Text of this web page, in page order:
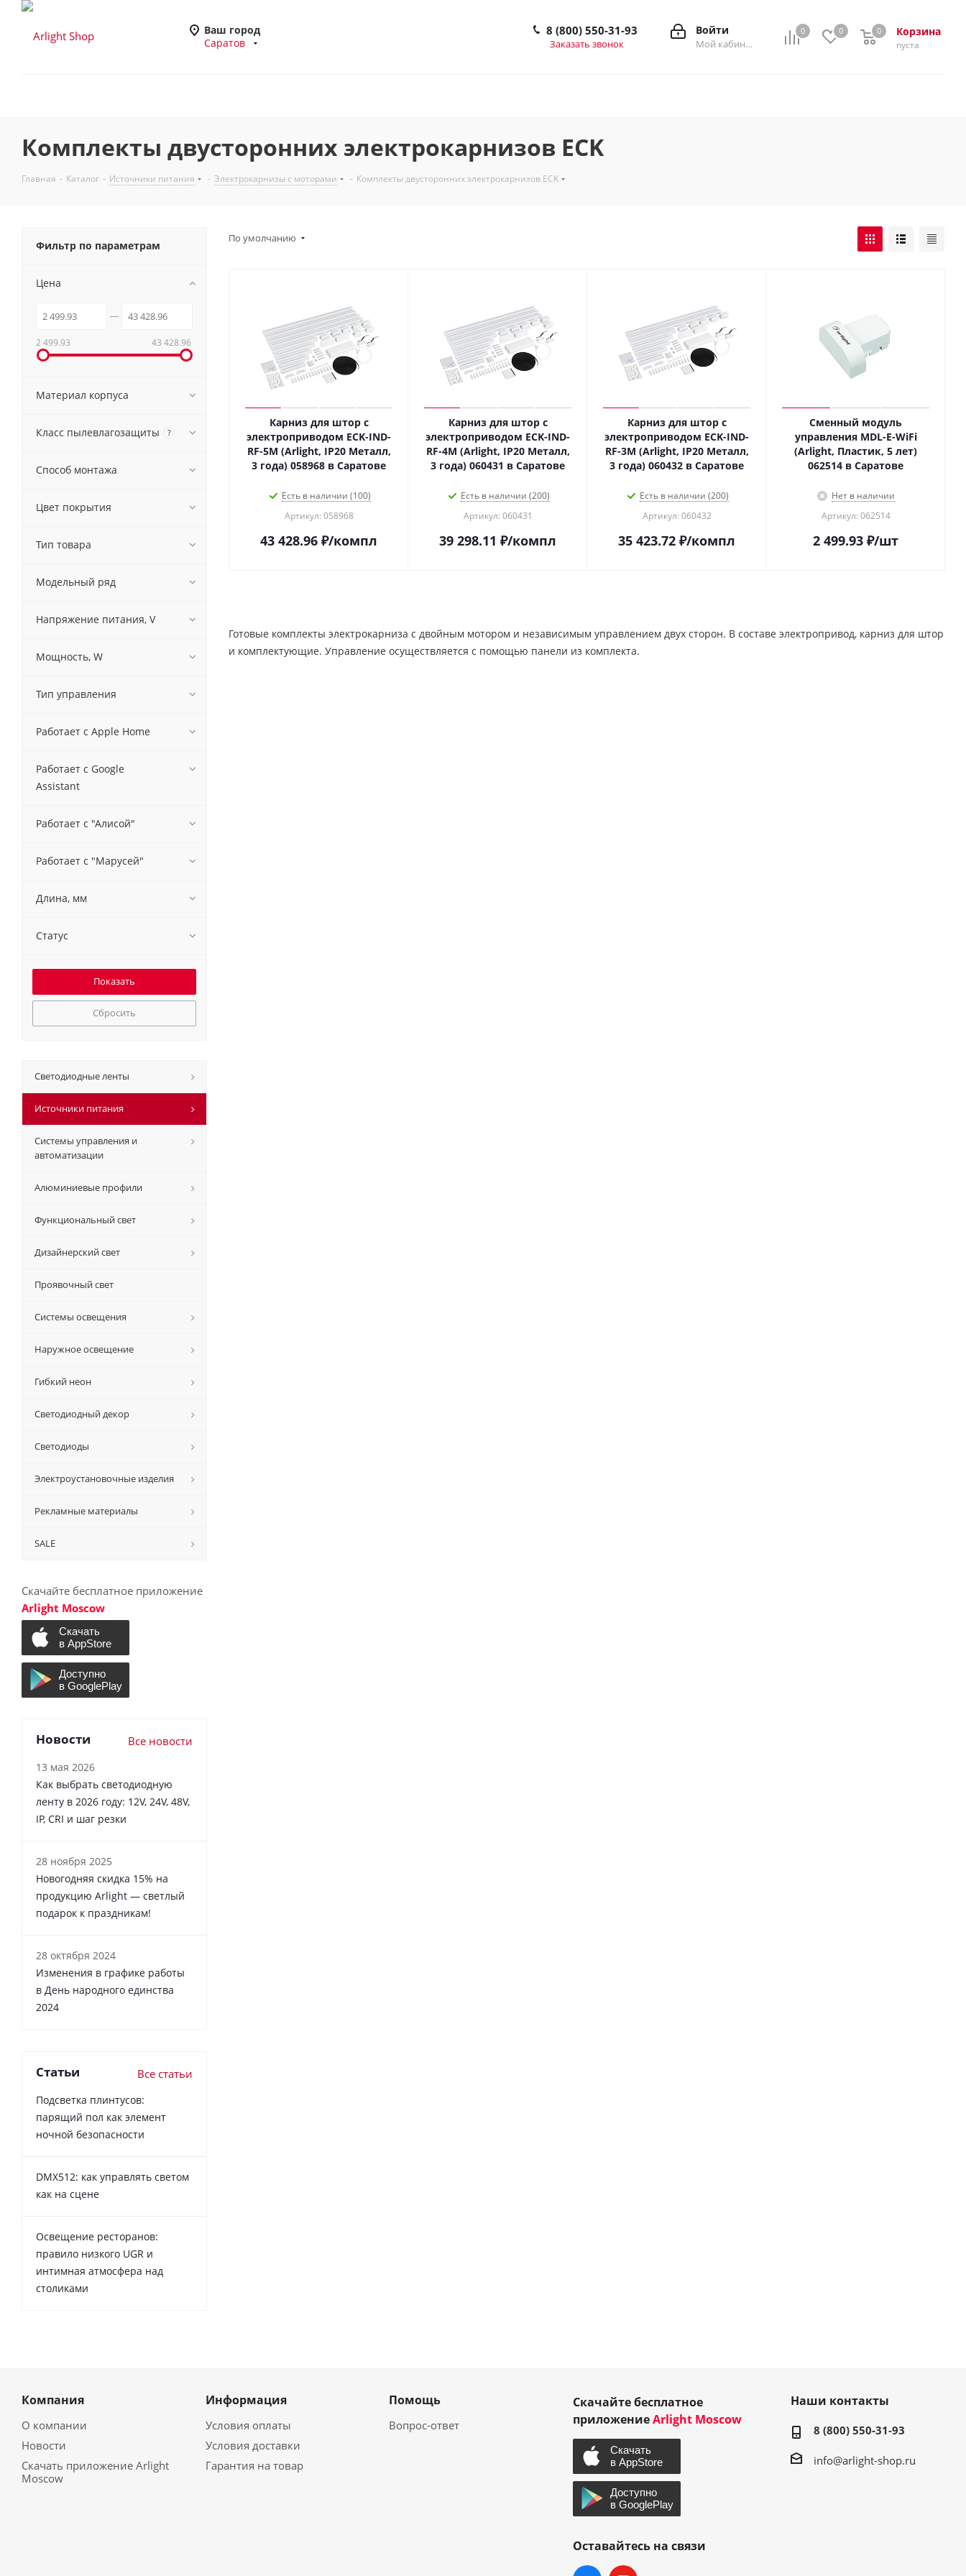
Ваш город
Саратов
0 0 Корзина
0
пуста
0
Войти
Мой кабинет
8 (800) 550-31-93
Заказать звонок
Комплекты двусторонних электрокарнизов ECK
Главная - Каталог - Источники питания - Электрокарнизы с моторами - Комплекты двусторонних электрокарнизов ECK
По умолчанию
Карниз для штор с
электроприводом ECK-IND-
RF-5M (Arlight, IP20 Металл,
3 года) 058968 в Саратове
Есть в наличии (100)
Артикул: 058968
43 428.96 ₽/компл
Карниз для штор с
электроприводом ECK-IND-
RF-4M (Arlight, IP20 Металл,
3 года) 060431 в Саратове
Есть в наличии (200)
Артикул: 060431
39 298.11 ₽/компл
Карниз для штор с
электроприводом ECK-IND-
RF-3M (Arlight, IP20 Металл,
3 года) 060432 в Саратове
Есть в наличии (200)
Артикул: 060432
35 423.72 ₽/компл
Сменный модуль
управления MDL-E-WiFi
(Arlight, Пластик, 5 лет)
062514 в Саратове
Нет в наличии
Артикул: 062514
2 499.93 ₽/шт
Готовые комплекты электрокарниза с двойным мотором и независимым управлением двух сторон. В составе электропривод, карниз для штор
и комплектующие. Управление осуществляется с помощью панели из комплекта.
Фильтр по параметрам
Цена
2 499.93 43 428.96
Материал корпуса
Класс пылевлагозащиты ?
Способ монтажа
Цвет покрытия
Тип товара
Модельный ряд
Напряжение питания, V
Мощность, W
Тип управления
Работает с Apple Home
Работает с Google
Assistant
Работает с "Алисой"
Работает с "Марусей"
Длина, мм
Статус
Сбросить
Светодиодные ленты
Источники питания
Системы управления и
автоматизации
Алюминиевые профили
Функциональный свет
Дизайнерский свет
Проявочный свет
Системы освещения
Наружное освещение
Гибкий неон
Светодиодный декор
Светодиоды
Электроустановочные изделия
Рекламные материалы
SALE
Скачайте бесплатное приложение
Arlight Moscow
Новости Все новости
13 мая 2026
Как выбрать светодиодную
ленту в 2026 году: 12V, 24V, 48V,
IP, CRI и шаг резки
28 ноября 2025
Новогодняя скидка 15% на
продукцию Arlight — светлый
подарок к праздникам!
28 октября 2024
Изменения в графике работы
в День народного единства
2024
Статьи Все статьи
Подсветка плинтусов:
парящий пол как элемент
ночной безопасности
DMX512: как управлять светом
как на сцене
Освещение ресторанов:
правило низкого UGR и
интимная атмосфера над
столиками
Компания
О компании
Новости
Скачать приложение Arlight
Moscow
Информация
Условия оплаты
Условия доставки
Гарантия на товар
Помощь
Вопрос-ответ
Скачайте бесплатное
приложениеArlight Moscow
Оставайтесь на связи
Наши контакты
8 (800) 550-31-93
info@arlight-shop.ru